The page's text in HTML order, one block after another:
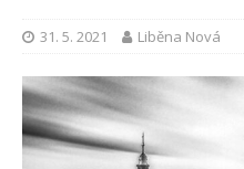
31. 5. 2021 Liběna Nová